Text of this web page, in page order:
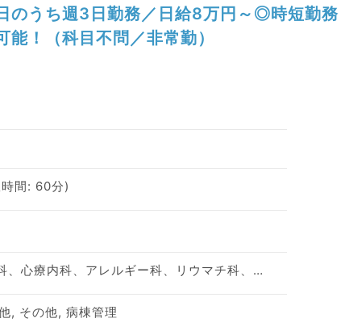
のうち週3日勤務／日給8万円～◎時短勤務
能！（科目不問／非常勤）
間: 60分)
神経内科、精神科、神経科、心療内科、アレルギー科、リウマチ科、小児科、整形外科、形成外科、美容外科、脳神経外科、呼吸器外科、心臓血管外科、小児外科、皮膚科、泌尿器科、産婦人科、産科、婦人科、眼科、耳鼻咽喉科、気管食道科、放射線科、リハビリテーション科、麻酔科、ペインクリニック、人工透析科、緩和ケア科、一般内科、循環器内科、呼吸器内科、消化器内科、内分泌・代謝内科、腎臓内科、老年内科、血液内科、外科系全般、一般外科、消化器外科、乳腺外科、総合診療科、美容皮膚科、健診・人間ドック、救急科・ＩＣＵ、病理科、基礎医学系、膠原病科、スポーツ整形外科、大腸・肛門外科、産業医、脊髄・脊椎外科
, その他, 病棟管理